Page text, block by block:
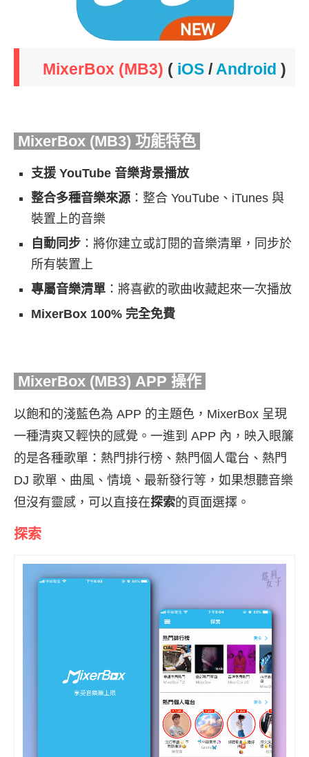
MixerBox (MB3) ( iOS/Android )
MixerBox (MB3) 功能特色
支援 YouTube 音樂背景播放
整合多種音樂來源 ：整合 YouTube、iTunes 與
裝置上的音樂
自動同步 ：將你建立或訂閱的音樂清單，同步於
所有裝置上
專屬音樂清單 ：將喜歡的歌曲收藏起來一次播放
MixerBox 100% 完全免費
MixerBox (MB3) APP 操作
以飽和的淺藍色為 APP 的主題色，MixerBox 呈現
一種清爽又輕快的感覺。一進到 APP 內，映入眼簾
的是各種歌單：熱門排行榜、熱門個人電台、熱門
DJ 歌單、曲風、情境、最新發行等，如果想聽音樂
但沒有靈感，可以直接在探索的頁面選擇。
探索